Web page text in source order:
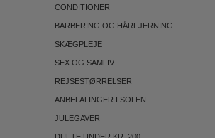
CONDITIONER
BARBERING OG HÅRFJERNING
SKÆGPLEJE
SEX OG SAMLIV
REJSESTØRRELSER
ANBEFALINGER I SOLEN
JULEGAVER